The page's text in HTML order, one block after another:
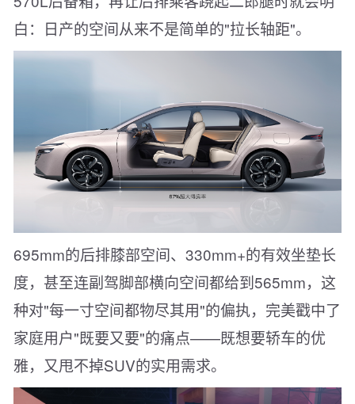
白：日产的空间从来不是简单的"拉长轴距"。
695mm的后排膝部空间、330mm+的有效坐垫长
度，甚至连副驾脚部横向空间都给到565mm，这
种对"每一寸空间都物尽其用"的偏执，完美戳中了
家庭用户"既要又要"的痛点——既想要轿车的优
雅，又甩不掉SUV的实用需求。